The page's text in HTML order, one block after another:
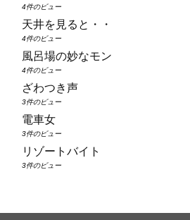
4件のビュー
天井を見ると・・
4件のビュー
風呂場の妙なモン
4件のビュー
ざわつき声
3件のビュー
電車女
3件のビュー
リゾートバイト
3件のビュー